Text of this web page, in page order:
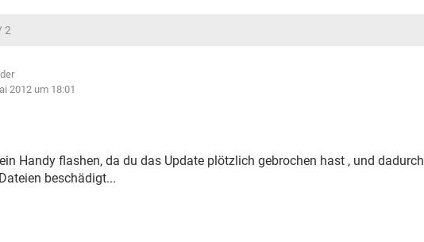
2
2012 um 18:01
Handy flashen, da du das Update plötzlich gebrochen hast , und dadurch
beschädigt...